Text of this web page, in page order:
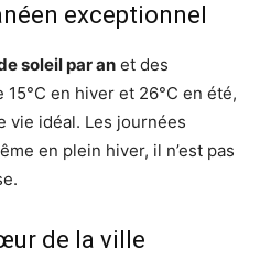
exceptionnel
soleil par an et des
en hiver et 26°C en été,
vie idéal. Les journées
en plein hiver, il n’est pas
de la ville